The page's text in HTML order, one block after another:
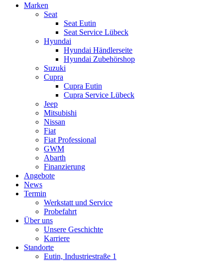
Marken
Seat
Seat Eutin
Seat Service Lübeck
Hyundai
Hyundai Händlerseite
Hyundai Zubehörshop
Suzuki
Cupra
Cupra Eutin
Cupra Service Lübeck
Jeep
Mitsubishi
Nissan
Fiat
Fiat Professional
GWM
Abarth
Finanzierung
Angebote
News
Termin
Werkstatt und Service
Probefahrt
Über uns
Unsere Geschichte
Karriere
Standorte
Eutin, Industriestraße 1